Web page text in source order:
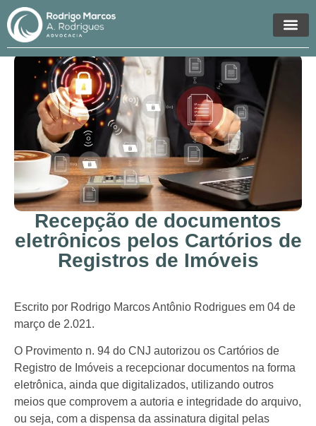
Recepção de documentos
eletrônicos pelos Cartórios de
Registros de Imóveis
Escrito por Rodrigo Marcos Antônio Rodrigues em 04 de
março de 2.021.
O Provimento n. 94 do CNJ autorizou os Cartórios de
Registro de Imóveis a recepcionar documentos na forma
eletrônica, ainda que digitalizados, utilizando outros
meios que comprovem a autoria e integridade do arquivo,
ou seja, com a dispensa da assinatura digital pelas